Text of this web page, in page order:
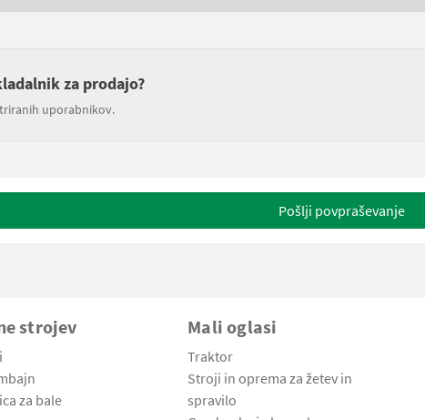
za prodajo?
uporabnikov.
Pošlji povpraševanje
strojev
za bale
Mali oglasi
Traktor
Stroji in oprema za žetev in
spravilo